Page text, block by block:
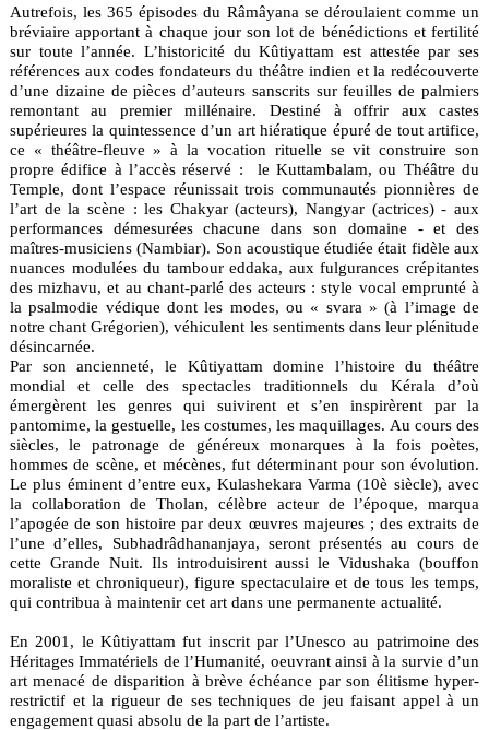
Autrefois, les 365 épisodes du Râmâyana se déroulaient comme un
bréviaire apportant à chaque jour son lot de bénédictions et fertilité
sur toute l’année. L’historicité du Kûtiyattam est attestée par ses
références aux codes fondateurs du théâtre indien et la redécouverte
d’une dizaine de pièces d’auteurs sanscrits sur feuilles de palmiers
remontant au premier millénaire. Destiné à offrir aux castes
supérieures la quintessence d’un art hiératique épuré de tout artifice,
ce « théâtre-fleuve » à la vocation rituelle se vit construire son
propre édifice à l’accès réservé : le Kuttambalam, ou Théâtre du
Temple, dont l’espace réunissait trois communautés pionnières de
l’art de la scène : les Chakyar (acteurs), Nangyar (actrices) - aux
performances démesurées chacune dans son domaine - et des
maîtres-musiciens (Nambiar). Son acoustique étudiée était fidèle aux
nuances modulées du tambour eddaka, aux fulgurances crépitantes
des mizhavu, et au chant-parlé des acteurs : style vocal emprunté à
la psalmodie védique dont les modes, ou « svara » (à l’image de
notre chant Grégorien), véhiculent les sentiments dans leur plénitude
désincarnée.
Par son ancienneté, le Kûtiyattam domine l’histoire du théâtre
mondial et celle des spectacles traditionnels du Kérala d’où
émergèrent les genres qui suivirent et s’en inspirèrent par la
pantomime, la gestuelle, les costumes, les maquillages. Au cours des
siècles, le patronage de généreux monarques à la fois poètes,
hommes de scène, et mécènes, fut déterminant pour son évolution.
Le plus éminent d’entre eux, Kulashekara Varma (10è siècle), avec
la collaboration de Tholan, célèbre acteur de l’époque, marqua
l’apogée de son histoire par deux œuvres majeures ; des extraits de
l’une d’elles, Subhadrâdhananjaya, seront présentés au cours de
cette Grande Nuit. Ils introduisirent aussi le Vidushaka (bouffon
moraliste et chroniqueur), figure spectaculaire et de tous les temps,
qui contribua à maintenir cet art dans une permanente actualité.
En 2001, le Kûtiyattam fut inscrit par l’Unesco au patrimoine des
Héritages Immatériels de l’Humanité, oeuvrant ainsi à la survie d’un
art menacé de disparition à brève échéance par son élitisme hyper-
restrictif et la rigueur de ses techniques de jeu faisant appel à un
engagement quasi absolu de la part de l’artiste.